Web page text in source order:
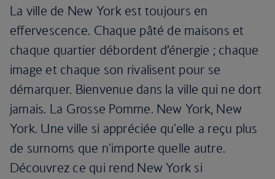
La ville de New York est toujours en
effervescence. Chaque pâté de maisons et
chaque quartier débordent d’énergie ; chaque
image et chaque son rivalisent pour se
démarquer. Bienvenue dans la ville qui ne dort
jamais. La Grosse Pomme. New York, New
York. Une ville si appréciée qu'elle a reçu plus
de surnoms que n'importe quelle autre.
Découvrez ce qui rend New York si